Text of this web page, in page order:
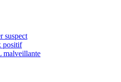
suspect
positif
malveillante